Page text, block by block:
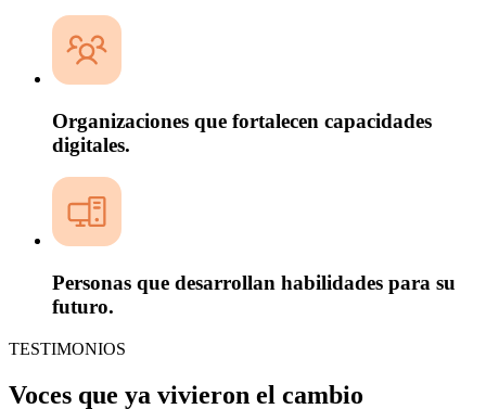
Organizaciones que fortalecen capacidades
digitales.
Personas que desarrollan habilidades para su
futuro.
TESTIMONIOS
Voces que ya vivieron el cambio